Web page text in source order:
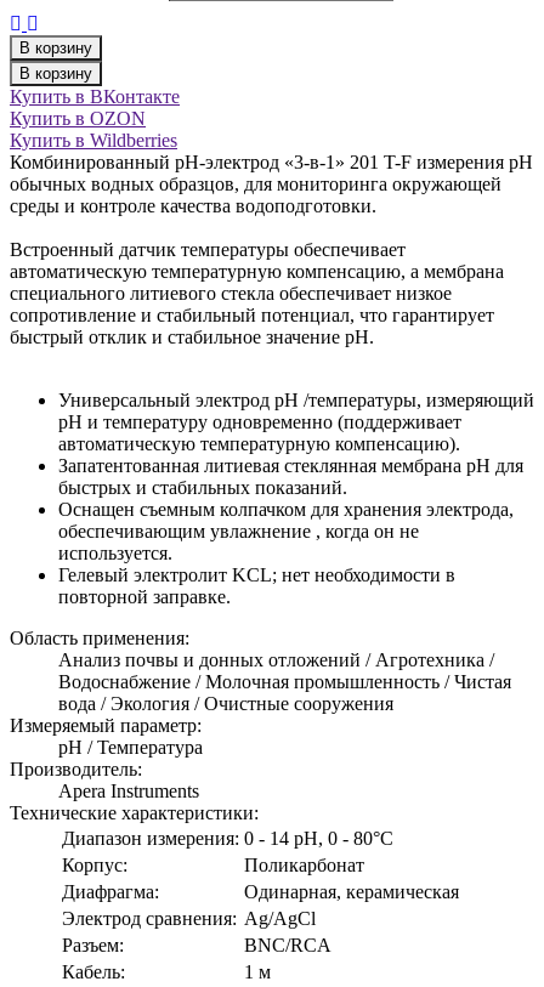
В корзину
В корзину
Купить в ВКонтакте
Купить в OZON
Купить в Wildberries
Комбинированный pH-электрод «3-в-1» 201 T-F измерения pH
обычных водных образцов, для мониторинга окружающей
среды и контроле качества водоподготовки.
Встроенный датчик температуры обеспечивает
автоматическую температурную компенсацию, а мембрана
специального литиевого стекла обеспечивает низкое
сопротивление и стабильный потенциал, что гарантирует
быстрый отклик и стабильное значение pH.
Универсальный электрод pH /температуры, измеряющий
pH и температуру одновременно (поддерживает
автоматическую температурную компенсацию).
Запатентованная литиевая стеклянная мембрана pH для
быстрых и стабильных показаний.
Оснащен съемным колпачком для хранения электрода,
обеспечивающим увлажнение , когда он не
используется.
Гелевый электролит KCL; нет необходимости в
повторной заправке.
Область применения:
Анализ почвы и донных отложений / Агротехника /
Водоснабжение / Молочная промышленность / Чистая
вода / Экология / Очистные сооружения
Измеряемый параметр:
pH / Температура
Производитель:
Apera Instruments
Технические характеристики:
Диапазон измерения: 0 - 14 pH, 0 - 80°C
Корпус:
Поликарбонат
Диафрагма:
Одинарная, керамическая
Электрод сравнения: Ag/AgCl
Разъем:
BNC/RCA
Кабель:
1 м